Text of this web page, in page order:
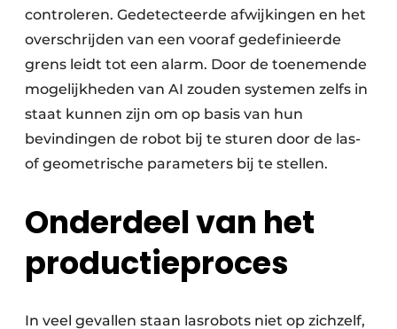
controleren. Gedetecteerde afwijkingen en het
overschrijden van een vooraf gedefinieerde
grens leidt tot een alarm. Door de toenemende
mogelijkheden van AI zouden systemen zelfs in
staat kunnen zijn om op basis van hun
bevindingen de robot bij te sturen door de las-
of geometrische parameters bij te stellen.
Onderdeel van het
productieproces
In veel gevallen staan lasrobots niet op zichzelf,